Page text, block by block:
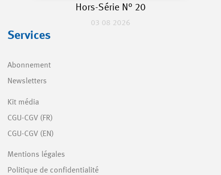
Hors-Série N° 20
03 08 2026
Services
Abonnement
Newsletters
Kit média
CGU-CGV (FR)
CGU-CGV (EN)
Mentions légales
Politique de confidentialité